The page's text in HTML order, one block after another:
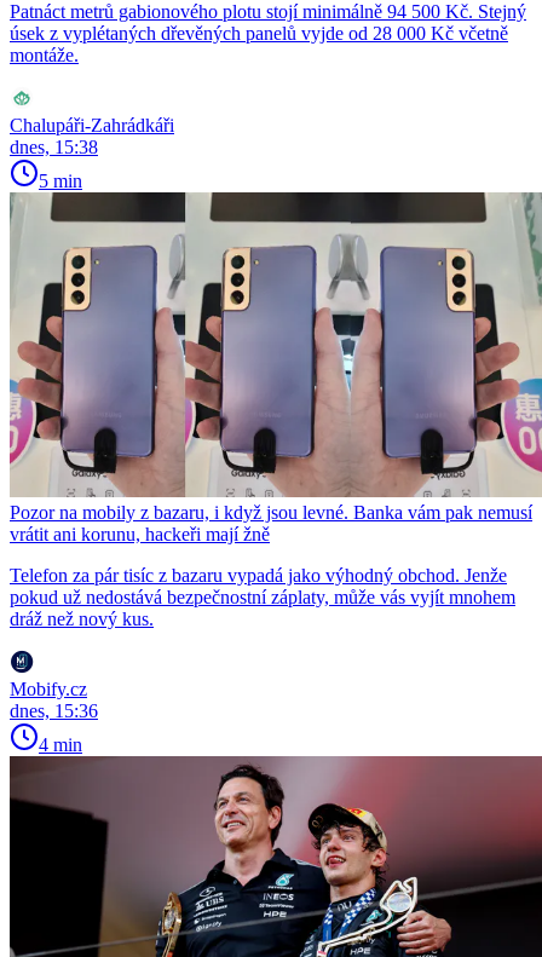
Patnáct metrů gabionového plotu stojí minimálně 94 500 Kč. Stejný
úsek z vyplétaných dřevěných panelů vyjde od 28 000 Kč včetně
montáže.
Chalupáři-Zahrádkáři
dnes, 15:38
5 min
Pozor na mobily z bazaru, i když jsou levné. Banka vám pak nemusí
vrátit ani korunu, hackeři mají žně
Telefon za pár tisíc z bazaru vypadá jako výhodný obchod. Jenže
pokud už nedostává bezpečnostní záplaty, může vás vyjít mnohem
dráž než nový kus.
Mobify.cz
dnes, 15:36
4 min